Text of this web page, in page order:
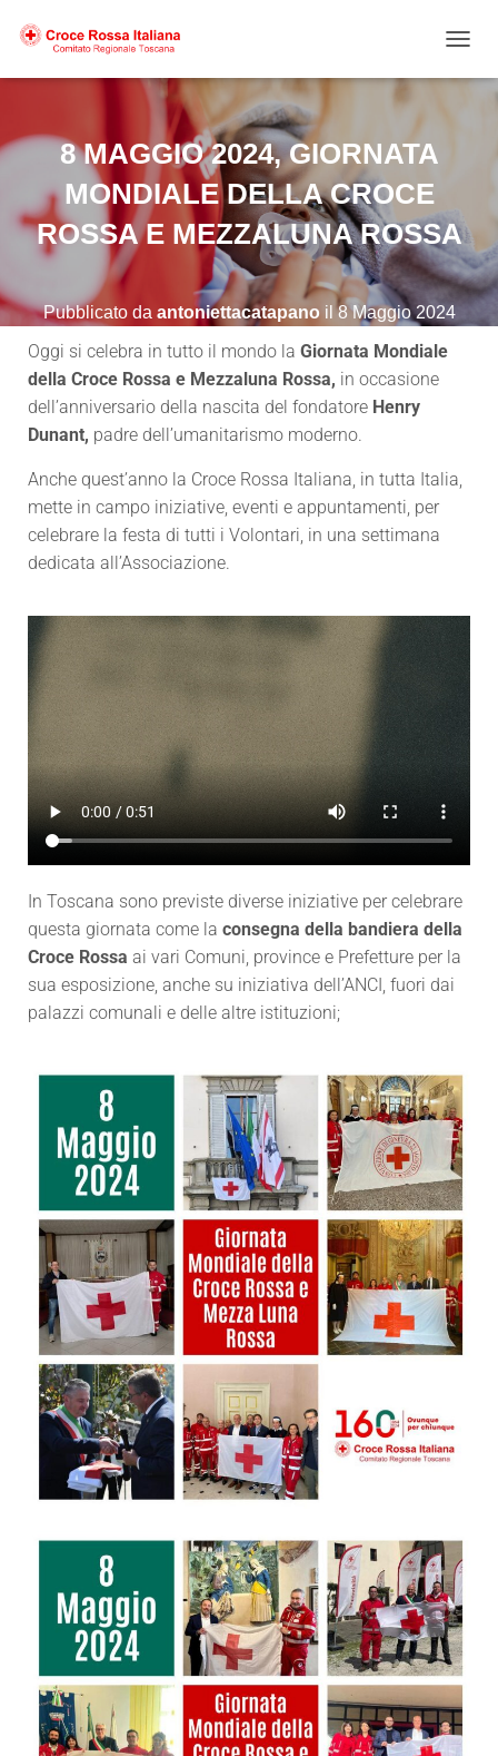
8 MAGGIO 2024, GIORNATA
MONDIALE DELLA CROCE
ROSSA E MEZZALUNA ROSSA
Pubblicato da antoniettacatapanoil8 Maggio 2024
Oggi si celebra in tutto il mondo la Giornata Mondiale
della Croce Rossa e Mezzaluna Rossa, in occasione
dell’anniversario della nascita del fondatore Henry
Dunant, padre dell’umanitarismo moderno.
Anche quest’anno la Croce Rossa Italiana, in tutta Italia,
mette in campo iniziative, eventi e appuntamenti, per
celebrare la festa di tutti i Volontari, in una settimana
dedicata all’Associazione.
In Toscana sono previste diverse iniziative per celebrare
questa giornata come la consegna della bandiera della
Croce Rossa ai vari Comuni, province e Prefetture per la
sua esposizione, anche su iniziativa dell’ANCI, fuori dai
palazzi comunali e delle altre istituzioni;